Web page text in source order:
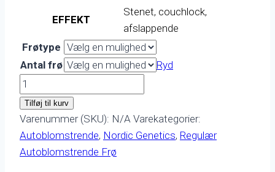
EFFEKT
Stenet, couchlock,
afslappende
Frøtype
Antal frø
Ryd
Nordic
Ryder
antal
Tilføj til kurv
Varenummer (SKU): N/A Varekategorier:
Autoblomstrende, Nordic Genetics, Regulær
Autoblomstrende Frø